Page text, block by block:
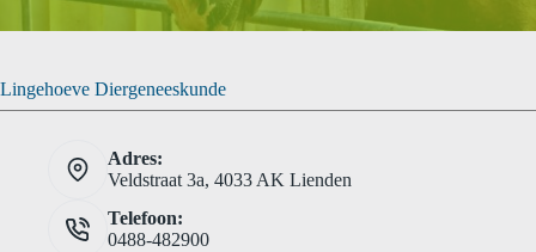
Lingehoeve Diergeneeskunde
Adres:
Veldstraat 3a, 4033 AK Lienden
Telefoon:
0488-482900